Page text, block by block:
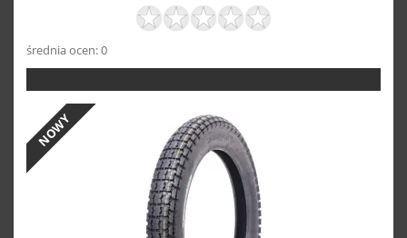
średnia ocen: 0
NOWY